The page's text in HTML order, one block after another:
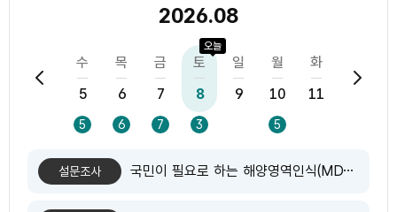
2026.08
수
5
5
목
6
6
금
7
7
토
8
오늘
3
일
9
월
10
5
화
11
설문조사 국민이 필요로 하는 해양영역인식(MDA) 기반 해양정보는 무엇일까요?